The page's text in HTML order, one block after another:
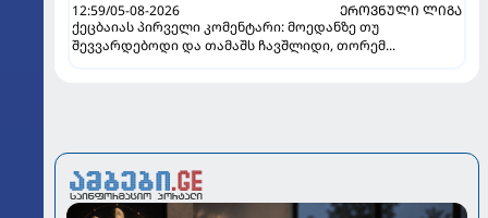
12:59/05-08-2026
ᲔᲠᲝᲕᲜᲣᲚᲘ ᲚᲘᲒᲐ
ქეცბაიას პირველი კომენტარი: მოედანზე თუ
შევვარდებოდი და თამაშს ჩავშლიდი, თორემ...